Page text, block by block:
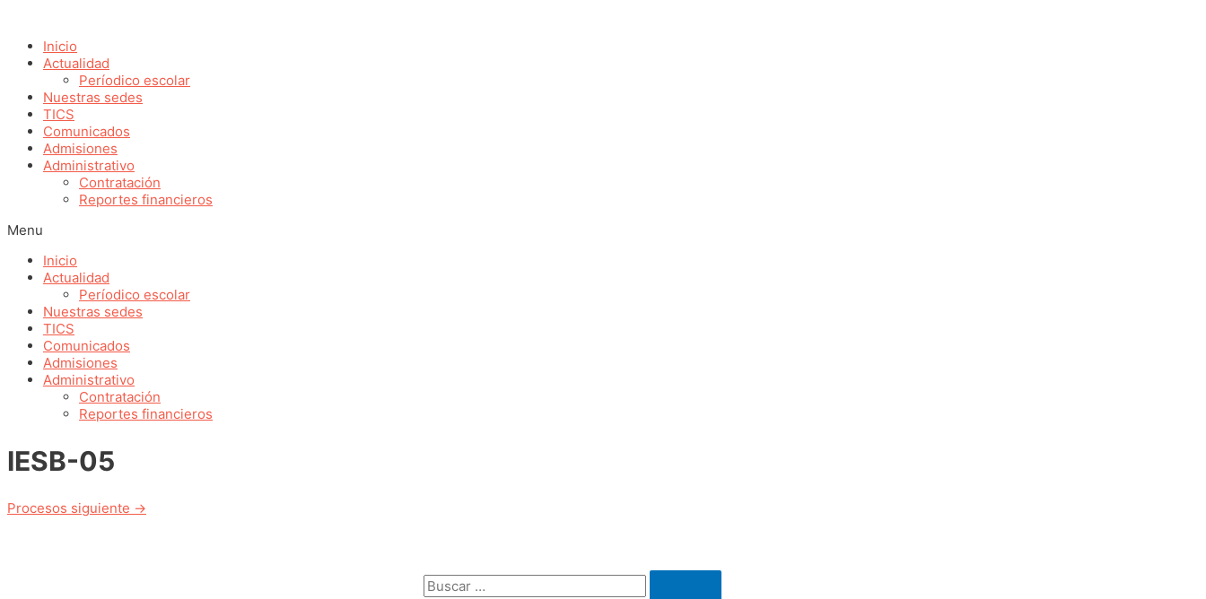
contenido
Inicio
Actualidad
Períodico escolar
Nuestras sedes
TICS
Comunicados
Admisiones
Administrativo
Contratación
Reportes financieros
Menu
Inicio
Actualidad
Períodico escolar
Nuestras sedes
TICS
Comunicados
Admisiones
Administrativo
Contratación
Reportes financieros
IESB-05
Navegación
Procesos siguiente →
B